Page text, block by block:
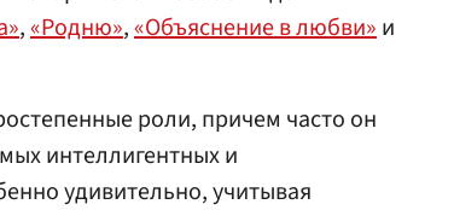
,«Родню»,«Объяснение в любви»и
роли, причем часто он
интеллигентных и
удивительно, учитывая